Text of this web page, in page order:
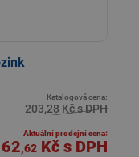
Katalogová cena:
203,28 Kč s DPH
Aktuální prodejní cena:
,62 Kč s DPH